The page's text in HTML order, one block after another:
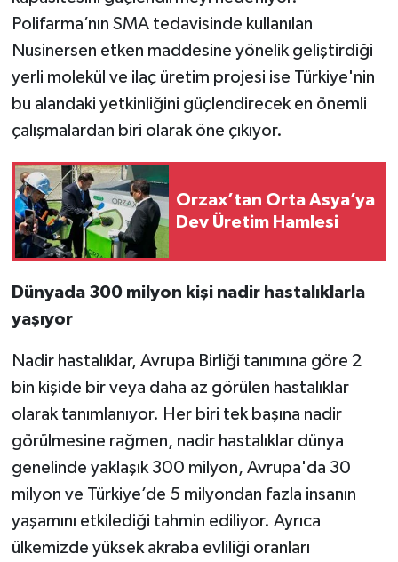
Polifarma’nın SMA tedavisinde kullanılan
Nusinersen etken maddesine yönelik geliştirdiği
yerli molekül ve ilaç üretim projesi ise Türkiye'nin
bu alandaki yetkinliğini güçlendirecek en önemli
çalışmalardan biri olarak öne çıkıyor.
Orzax’tan Orta Asya’ya
Dev Üretim Hamlesi
Dünyada 300 milyon kişi nadir hastalıklarla
yaşıyor
Nadir hastalıklar, Avrupa Birliği tanımına göre 2
bin kişide bir veya daha az görülen hastalıklar
olarak tanımlanıyor. Her biri tek başına nadir
görülmesine rağmen, nadir hastalıklar dünya
genelinde yaklaşık 300 milyon, Avrupa'da 30
milyon ve Türkiye’de 5 milyondan fazla insanın
yaşamını etkilediği tahmin ediliyor. Ayrıca
ülkemizde yüksek akraba evliliği oranları